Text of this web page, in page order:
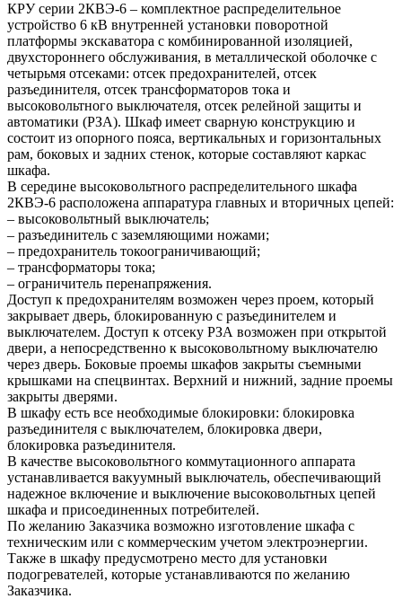
КРУ серии 2КВЭ-6 – комплектное распределительное
устройство 6 кВ внутренней установки поворотной
платформы экскаватора с комбинированной изоляцией,
двухстороннего обслуживания, в металлической оболочке с
четырьмя отсеками: отсек предохранителей, отсек
разъединителя, отсек трансформаторов тока и
высоковольтного выключателя, отсек релейной защиты и
автоматики (РЗА). Шкаф имеет сварную конструкцию и
состоит из опорного пояса, вертикальных и горизонтальных
рам, боковых и задних стенок, которые составляют каркас
шкафа.
В середине высоковольтного распределительного шкафа
2КВЭ-6 расположена аппаратура главных и вторичных цепей:
– высоковольтный выключатель;
– разъединитель с заземляющими ножами;
– предохранитель токоограничивающий;
– трансформаторы тока;
– ограничитель перенапряжения.
Доступ к предохранителям возможен через проем, который
закрывает дверь, блокированную с разъединителем и
выключателем. Доступ к отсеку РЗА возможен при открытой
двери, а непосредственно к высоковольтному выключателю
через дверь. Боковые проемы шкафов закрыты съемными
крышками на спецвинтах. Верхний и нижний, задние проемы
закрыты дверями.
В шкафу есть все необходимые блокировки: блокировка
разъединителя с выключателем, блокировка двери,
блокировка разъединителя.
В качестве высоковольтного коммутационного аппарата
устанавливается вакуумный выключатель, обеспечивающий
надежное включение и выключение высоковольтных цепей
шкафа и присоединенных потребителей.
По желанию Заказчика возможно изготовление шкафа с
техническим или с коммерческим учетом электроэнергии.
Также в шкафу предусмотрено место для установки
подогревателей, которые устанавливаются по желанию
Заказчика.